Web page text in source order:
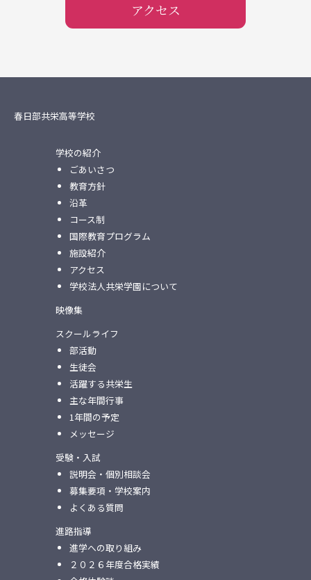
アクセス
春日部共栄高等学校
学校の紹介
ごあいさつ
教育方針
沿革
コース制
国際教育プログラム
施設紹介
アクセス
学校法人共栄学園について
映像集
スクールライフ
部活動
生徒会
活躍する共栄生
主な年間行事
1年間の予定
メッセージ
受験・入試
説明会・個別相談会
募集要項・学校案内
よくある質問
進路指導
進学への取り組み
２０２６年度合格実績